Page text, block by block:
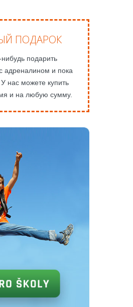
ПОДАРОК
подарить
адреналином и пока
нас можете купить
и на любую сумму.